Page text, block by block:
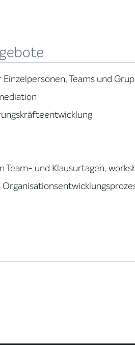
Teams und
Team- und Klausurtagen,